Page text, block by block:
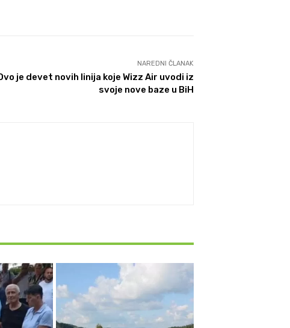
NAREDNI ČLANAK
je devet novih linija koje Wizz Air uvodi iz
svoje nove baze u BiH